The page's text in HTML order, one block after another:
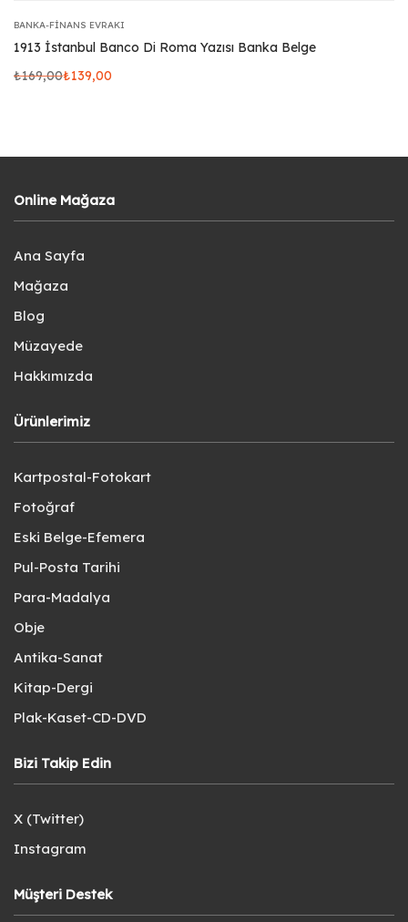
BANKA-FINANS EVRAKI
1913 İstanbul Banco Di Roma Yazısı Banka Belge
₺169,00₺139,00
Online Mağaza
Ana Sayfa
Mağaza
Blog
Müzayede
Hakkımızda
Ürünlerimiz
Kartpostal-Fotokart
Fotoğraf
Eski Belge-Efemera
Pul-Posta Tarihi
Para-Madalya
Obje
Antika-Sanat
Kitap-Dergi
Plak-Kaset-CD-DVD
Bizi Takip Edin
X (Twitter)
Instagram
Müşteri Destek